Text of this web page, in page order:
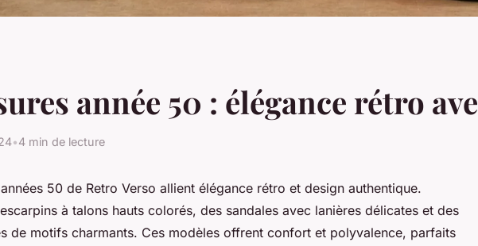
année 50 : élégance rétro
•4 min de lecture
50 de Retro Verso allient élégance rétro et design authentique.
à talons hauts colorés, des sandales avec lanières délicates et des
de motifs charmants. Ces modèles offrent confort et polyvalence, parfaits